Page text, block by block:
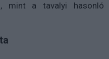
mint a tavalyi hasonló